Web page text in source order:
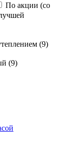
По акции (со
(9)
(9)